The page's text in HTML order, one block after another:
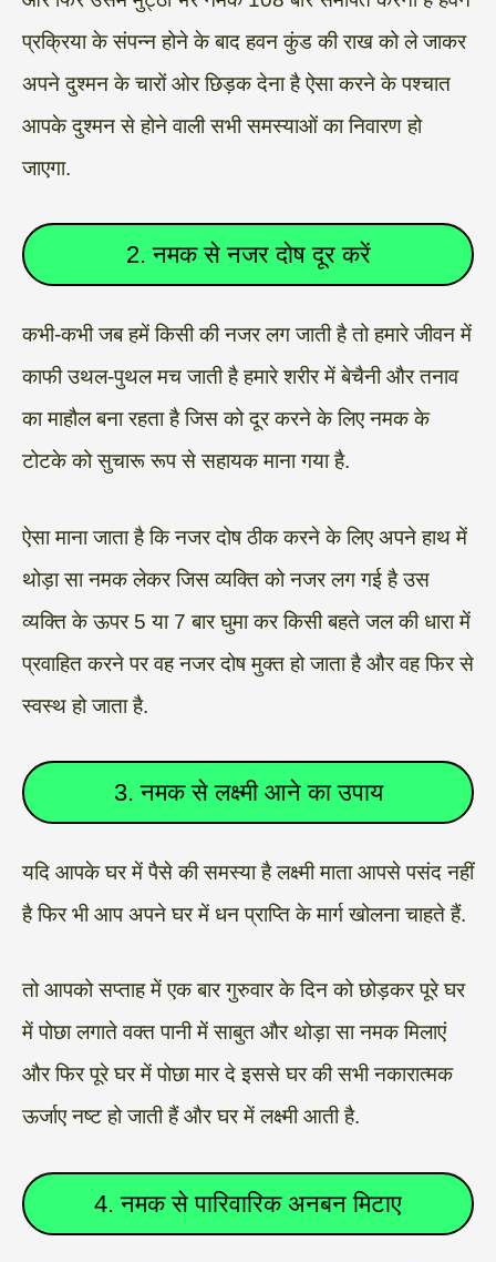
प्रक्रिया के संपन्न होने के बाद हवन कुंड की राख को ले जाकर
अपने दुश्मन के चारों ओर छिड़क देना है ऐसा करने के पश्चात
आपके दुश्मन से होने वाली सभी समस्याओं का निवारण हो
जाएगा.
2. नमक से नजर दोष दूर करें
कभी-कभी जब हमें किसी की नजर लग जाती है तो हमारे जीवन में
काफी उथल-पुथल मच जाती है हमारे शरीर में बेचैनी और तनाव
का माहौल बना रहता है जिस को दूर करने के लिए नमक के
टोटके को सुचारू रूप से सहायक माना गया है.
ऐसा माना जाता है कि नजर दोष ठीक करने के लिए अपने हाथ में
थोड़ा सा नमक लेकर जिस व्यक्ति को नजर लग गई है उस
व्यक्ति के ऊपर 5 या 7 बार घुमा कर किसी बहते जल की धारा में
प्रवाहित करने पर वह नजर दोष मुक्त हो जाता है और वह फिर से
स्वस्थ हो जाता है.
3. नमक से लक्ष्मी आने का उपाय
यदि आपके घर में पैसे की समस्या है लक्ष्मी माता आपसे पसंद नहीं
है फिर भी आप अपने घर में धन प्राप्ति के मार्ग खोलना चाहते हैं.
तो आपको सप्ताह में एक बार गुरुवार के दिन को छोड़कर पूरे घर
में पोछा लगाते वक्त पानी में साबुत और थोड़ा सा नमक मिलाएं
और फिर पूरे घर में पोछा मार दे इससे घर की सभी नकारात्मक
ऊर्जाए नष्ट हो जाती हैं और घर में लक्ष्मी आती है.
4. नमक से पारिवारिक अनबन मिटाए